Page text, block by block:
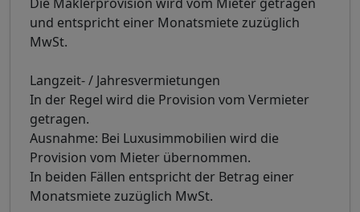
und entspricht einer Monatsmiete zuzüglich
MwSt.
Langzeit- / Jahresvermietungen
In der Regel wird die Provision vom Vermieter
getragen.
Ausnahme: Bei Luxusimmobilien wird die
Provision vom Mieter übernommen.
In beiden Fällen entspricht der Betrag einer
Monatsmiete zuzüglich MwSt.